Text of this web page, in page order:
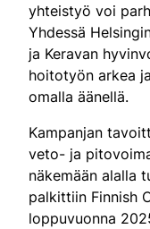
yhteistyö voi
Yhdessä
ja Keravan
hoitotyön arkea
omalla äänellä.
Kampanjan
veto- ja
näkemään alalla
palkittiin Finnish
loppuvuonna